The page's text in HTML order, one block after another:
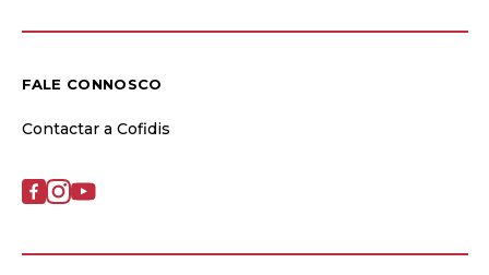
FALE CONNOSCO
Contactar a Cofidis